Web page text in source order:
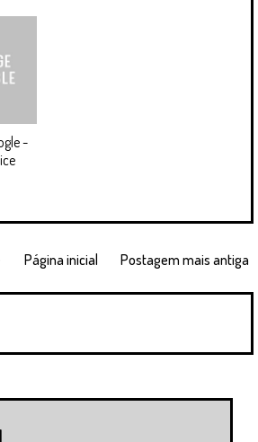
-
Postagem mais antiga
Página inicial